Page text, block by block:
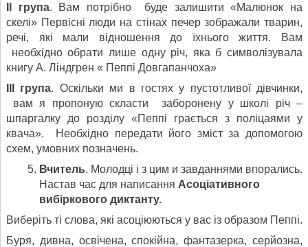
ІІ група. Вам потрібно буде залишити «Малюнок на
скелі» Первісні люди на стінах печер зображали тварин,
речі, які мали відношення до їхнього життя. Вам
необхідно обрати лише одну річ, яка б символізувала
книгу А. Ліндгрен « Пеппі Довгапанчоха»
ІІІ група. Оскільки ми в гостях у пустотливої дівчинки,
вам я пропоную скласти заборонену у школі річ –
шпаргалку до розділу «Пеппі грається з поліцаями у
квача». Необхідно передати його зміст за допомогою
схем, умовних позначень.
Вчитель. Молодці і з цим и завданнями впорались.
Настав час для написання Асоціативного
вибіркового диктанту.
Виберіть ті слова, які асоціюються у вас із образом Пеппі.
Буря, дивна, освічена, спокійна, фантазерка, серйозна,